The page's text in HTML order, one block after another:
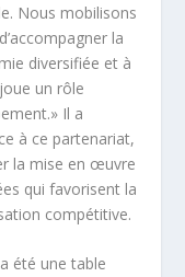
Nous mobilisons
la
diversifiée et à
un rôle
Il a
à ce partenariat,
la mise en œuvre
qui favorisent la
compétitive.
été une table